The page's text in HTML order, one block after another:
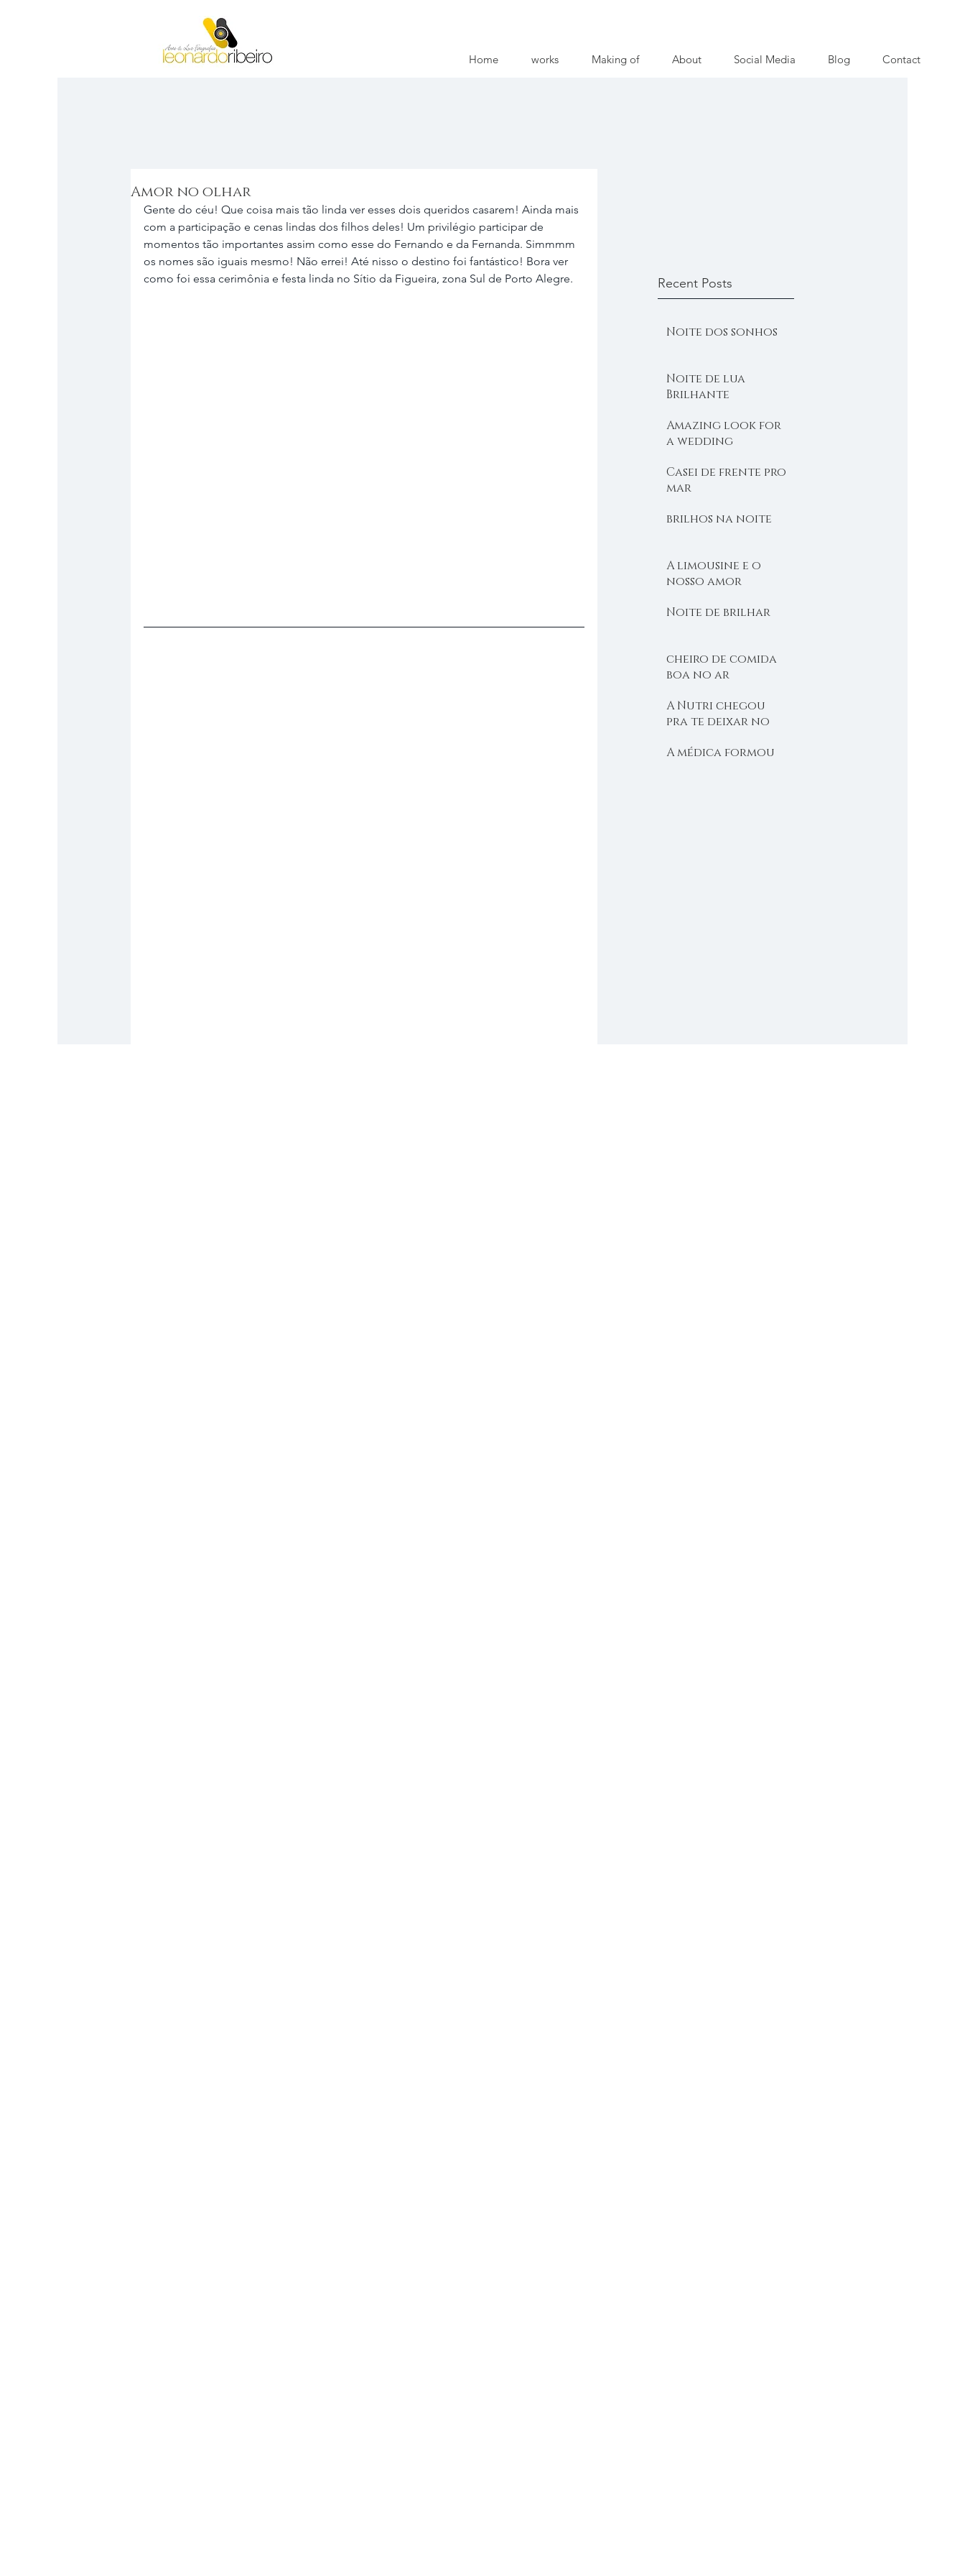
Home works Making of About Social Media Blog Contact
Amor no olhar
Gente do céu! Que coisa mais tão linda ver esses dois queridos casarem! Ainda mais
com a participação e cenas lindas dos filhos deles! Um privilégio participar de
momentos tão importantes assim como esse do Fernando e da Fernanda. Simmmm
os nomes são iguais mesmo! Não errei! Até nisso o destino foi fantástico! Bora ver
como foi essa cerimônia e festa linda no Sítio da Figueira, zona Sul de Porto Alegre.
Recent Posts
Noite dos sonhos
Noite de lua
Brilhante
Amazing look for
a wedding
Casei de frente pro
mar
brilhos na noite
A limousine e o
nosso amor
Noite de brilhar
cheiro de comida
boa no ar
A Nutri chegou
pra te deixar no
A médica formou